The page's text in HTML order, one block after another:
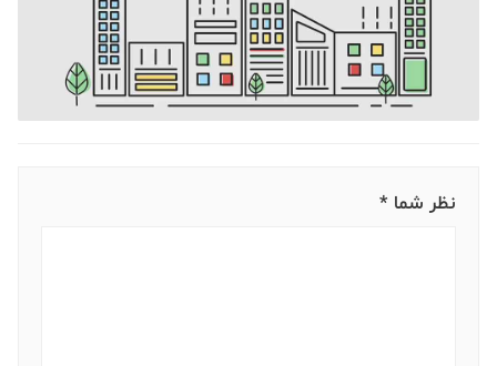
نظر شما *